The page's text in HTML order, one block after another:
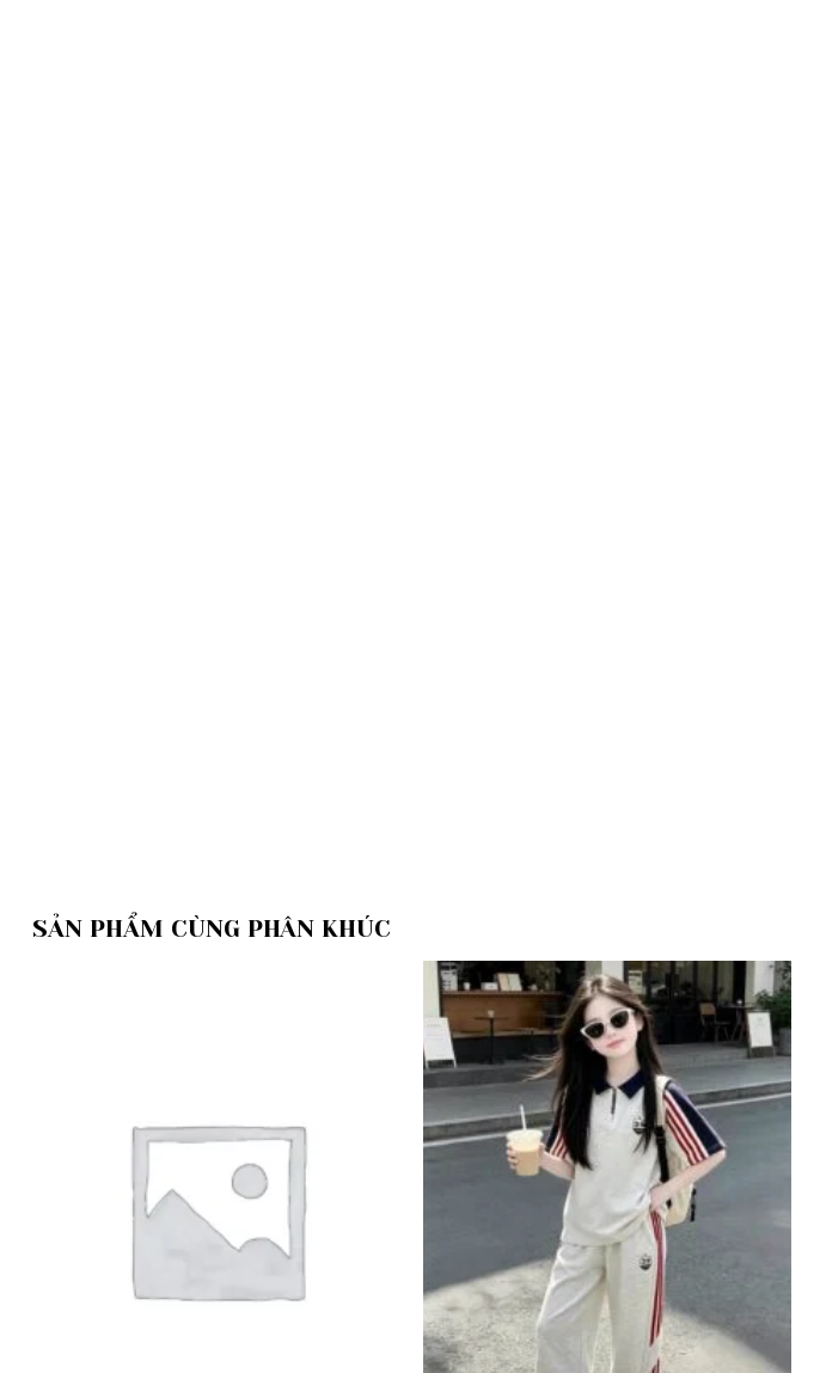
SẢN PHẨM CÙNG PHÂN KHÚC
Add to
wishlist